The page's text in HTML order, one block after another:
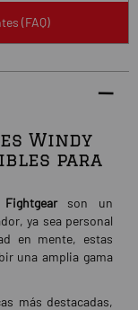
(FAQ)
Windy
para
son un
ya sea personal
en mente, estas
una amplia gama
más destacadas,